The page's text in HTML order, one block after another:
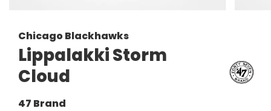
Chicago Blackhawks
Lippalakki Storm
Cloud
47 Brand